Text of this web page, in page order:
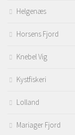
Helgenæs
Horsens Fjord
Knebel Vig
Kystfiskeri
Lolland
Mariager Fjord